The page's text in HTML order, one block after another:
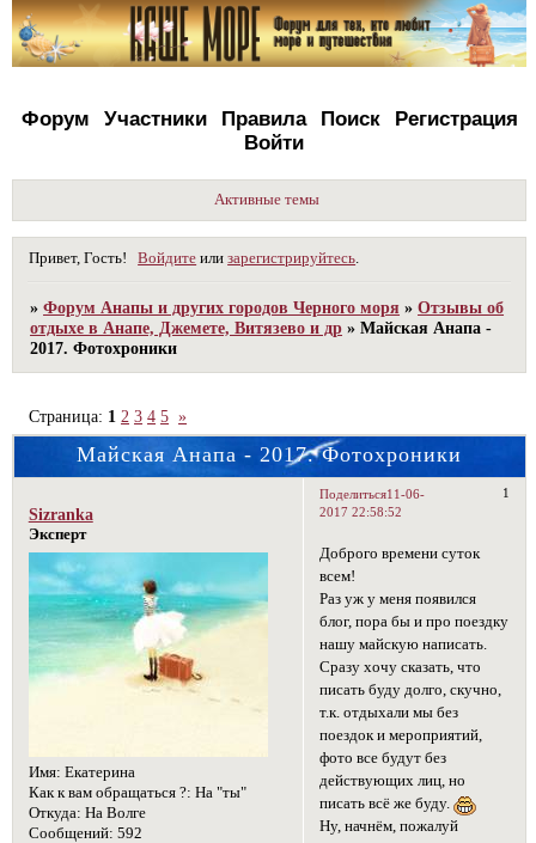
Форум Участники Правила Поиск
Регистрация
Войти
Активные темы
Привет, Гость! Войдите илизарегистрируйтесь
»Форум Анапы и других городов Черного моря »Отзывы об
отдыхе в Анапе, Джемете, Витязево и др »Майская Анапа -
2017. Фотохроники
Майская Анапа - 2017. Фотохроники
Страница: 1 2 3 4 5 »
Поделиться 1
11-06-
2017 22:58:52
Sizranka
Эксперт
Имя: Екатерина
Как к вам обращаться ?: На "ты"
Откуда: На Волге
Сообщений: 592
Доброго времени суток
всем!
Раз уж у меня появился
блог, пора бы и про поездку
нашу майскую написать.
Сразу хочу сказать, что
писать буду долго, скучно,
т.к. отдыхали мы без
поездок и мероприятий,
фото все будут без
действующих лиц, но
писать всё же буду.
Ну, начнём, пожалуй